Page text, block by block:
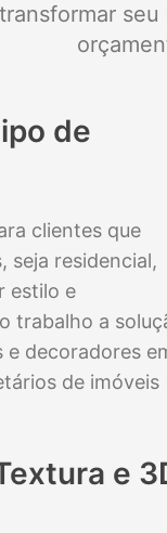
de
clientes que
seja residencial,
estilo e
trabalho a
decoradores
de imóveis
e